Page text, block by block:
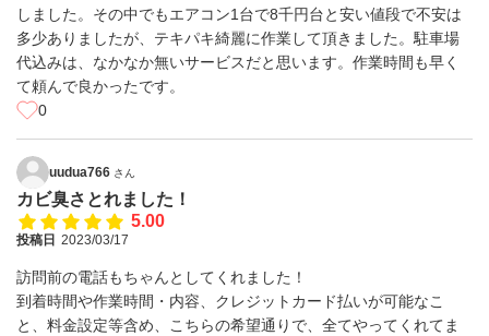
しました。その中でもエアコン1台で8千円台と安い値段で不安は
多少ありましたが、テキパキ綺麗に作業して頂きました。駐車場
代込みは、なかなか無いサービスだと思います。作業時間も早く
て頼んで良かったです。
0
uudua766 さん
カビ臭さとれました！
5.00
投稿日 2023/03/17
訪問前の電話もちゃんとしてくれました！
到着時間や作業時間・内容、クレジットカード払いが可能なこ
と、料金設定等含め、こちらの希望通りで、全てやってくれてま